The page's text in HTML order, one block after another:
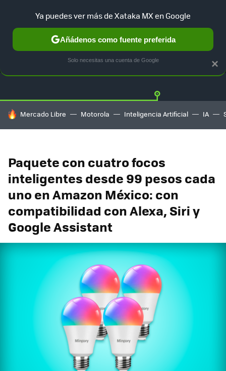
GUÍA DE COMPRAS MERCADO LIBRE
HOY SE HABLA DE
Mercado Libre Motorola Inteligencia Artificial IA
Paquete con cuatro focos
inteligentes desde 99 pesos cada
uno en Amazon México: con
compatibilidad con Alexa, Siri y
Google Assistant
×
Ya puedes ver más de Xataka MX en Google
Añádenos como fuente preferida
Solo necesitas una cuenta de Google